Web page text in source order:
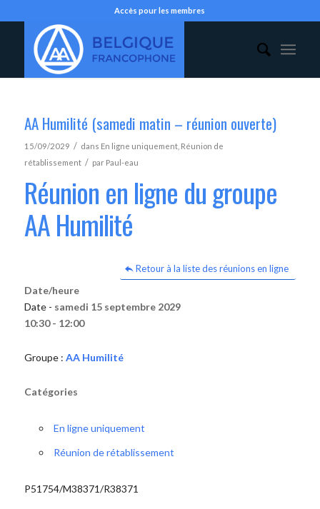
Accès pour les membres
AA Humilité (samedi matin – réunion ouverte)
15/09/2029 / dans En ligne uniquement, Réunion de
rétablissement / par Paul-eau
Réunion en ligne du groupe
AA Humilité
Retour à la liste des réunions en ligne
Date/heure
Date - samedi 15 septembre 2029
10:30 - 12:00
Groupe : AA Humilité
Catégories
En ligne uniquement
Réunion de rétablissement
P51754/M38371/R38371